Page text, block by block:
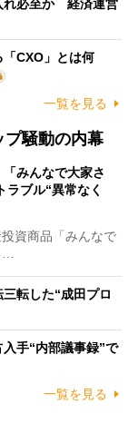
れ必至か 経済運営
CXO」とは何
一覧を見る
プ騒動の内幕
「みんなで大家さ
ラブル“異常なく
資商品「みんなで
転した“成田プロ
入手“内部議事録”で
一覧を見る